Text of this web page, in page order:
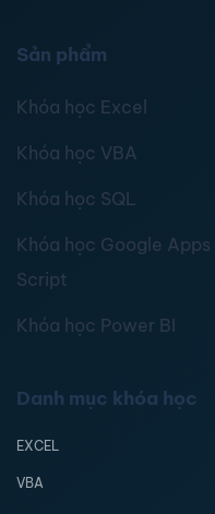
Sản phẩm
Khóa học Excel
Khóa học VBA
Khóa học SQL
Khóa học Google Apps
Script
Khóa học Power BI
Danh mục khóa học
EXCEL
VBA